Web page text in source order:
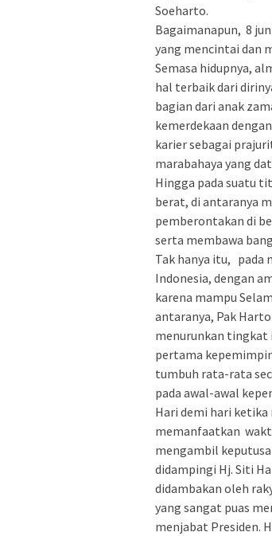
Soeharto.
Bagaimanapun, 8
yang mencintai dan
Semasa hidupnya,
hal terbaik dari
bagian dari anak
kemerdekaan
karier sebagai
marabahaya yang
Hingga pada suatu
berat, di antaranya
pemberontakan di
serta membawa
Tak hanya itu, pada
Indonesia, dengan
karena mampu
antaranya, Pak
menurunkan tingkat
pertama
tumbuh rata-rata
pada awal-awal
Hari demi hari
memanfaatkan
mengambil
didampingi Hj. Siti
didambakan oleh
yang sangat puas
menjabat Presiden.